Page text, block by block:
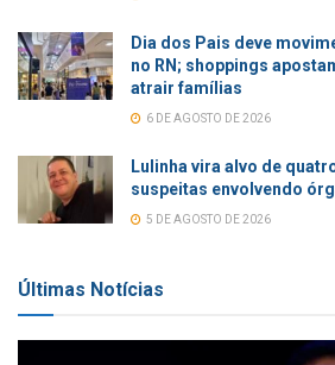
Dia dos Pais deve
no RN; shoppings
atrair famílias
6 DE AGOSTO DE 2026
Lulinha vira alvo de
suspeitas envolvendo
5 DE AGOSTO DE 2026
Últimas Notícias